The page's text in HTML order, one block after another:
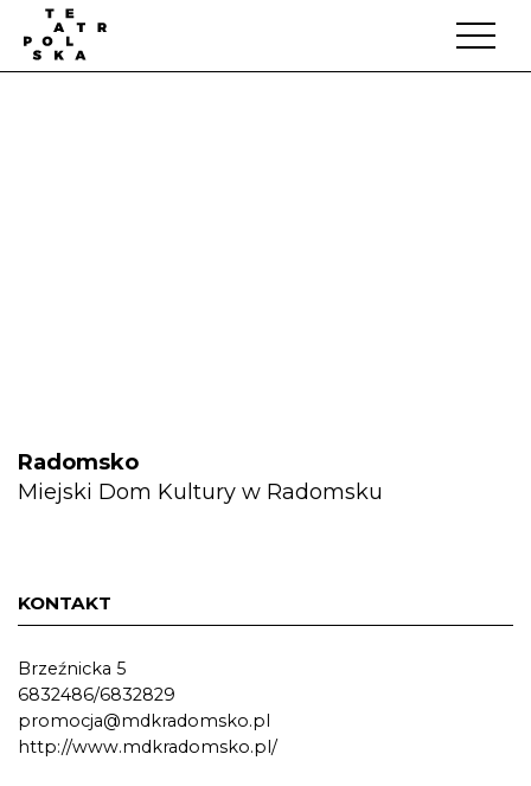
Radomsko
Miejski Dom Kultury w Radomsku
KONTAKT
Brzeźnicka 5
6832486/6832829
promocja@mdkradomsko.pl
http://www.mdkradomsko.pl/